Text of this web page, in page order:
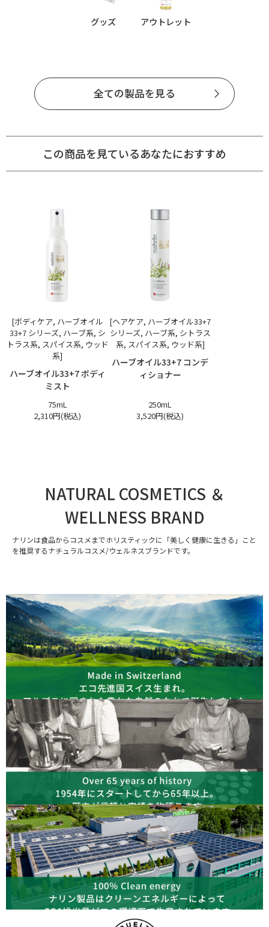
グッズ アウトレット
全ての製品を見る
この商品を見ているあなたにおすすめ
[ボディケア, ハーブオイル
33+7 シリーズ, ハーブ系, シ
トラス系, スパイス系, ウッド
系]
ハーブオイル33+7 ボディ
ミスト
75mL
2,310円(税込)
[ヘアケア, ハーブオイル33+7
シリーズ, ハーブ系, シトラス
系, スパイス系, ウッド系]
ハーブオイル33+7 コンデ
ィショナー
250mL
3,520円(税込)
NATURAL COSMETICS ＆
WELLNESS BRAND
ナリンは食品からコスメまでホリスティックに「美しく健康に生きる」こと
を推奨するナチュラルコスメ/ウェルネスブランドです。